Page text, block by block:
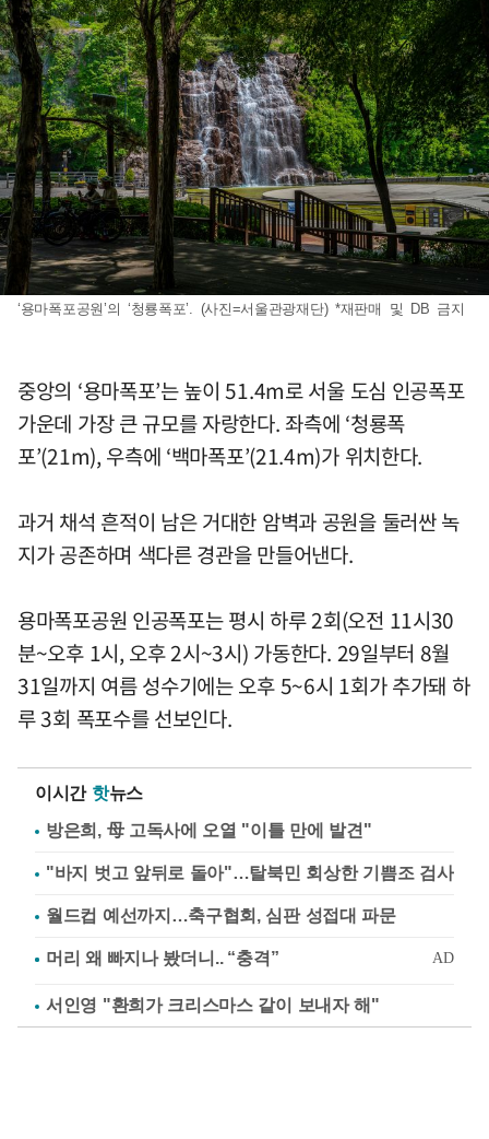
‘용마폭포공원’의 ‘청룡폭포’. (사진=서울관광재단) *재판매 및 DB 금지
중앙의 ‘용마폭포’는 높이 51.4m로 서울 도심 인공폭포
가운데 가장 큰 규모를 자랑한다. 좌측에 ‘청룡폭
포’(21m), 우측에 ‘백마폭포’(21.4m)가 위치한다.
과거 채석 흔적이 남은 거대한 암벽과 공원을 둘러싼 녹
지가 공존하며 색다른 경관을 만들어낸다.
용마폭포공원 인공폭포는 평시 하루 2회(오전 11시30
분~오후 1시, 오후 2시~3시) 가동한다. 29일부터 8월
31일까지 여름 성수기에는 오후 5~6시 1회가 추가돼 하
루 3회 폭포수를 선보인다.
이시간 핫뉴스
방은희, 母 고독사에 오열 "이틀 만에 발견"
"바지 벗고 앞뒤로 돌아"…탈북민 회상한 기쁨조 검사
월드컵 예선까지…축구협회, 심판 성접대 파문
서인영 "환희가 크리스마스 같이 보내자 해"